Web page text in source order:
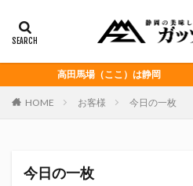
高田馬場（ここ）は静岡
HOME お客様 今日の一枚
今日の一枚
富士宮やきそば 桜えび
Jリーグ